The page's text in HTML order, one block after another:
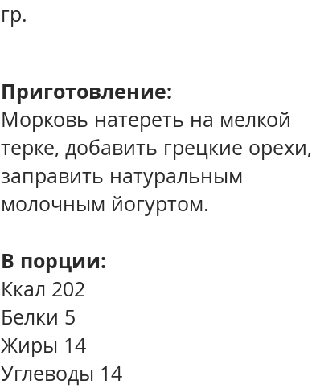
гр.
Приготовление:
Морковь натереть на мелкой
терке, добавить грецкие орехи,
заправить натуральным
молочным йогуртом.
В порции:
Ккал 202
Белки 5
Жиры 14
Углеводы 14